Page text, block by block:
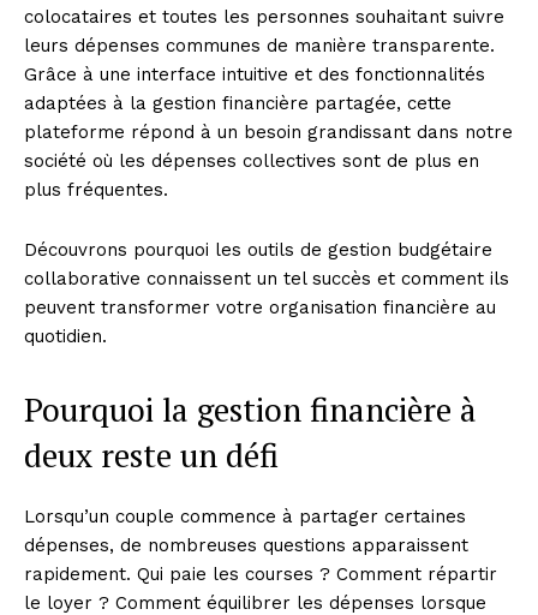
colocataires et toutes les personnes souhaitant suivre
leurs dépenses communes de manière transparente.
Grâce à une interface intuitive et des fonctionnalités
adaptées à la gestion financière partagée, cette
plateforme répond à un besoin grandissant dans notre
société où les dépenses collectives sont de plus en
plus fréquentes.
Découvrons pourquoi les outils de gestion budgétaire
collaborative connaissent un tel succès et comment ils
peuvent transformer votre organisation financière au
quotidien.
Pourquoi la gestion financière à
deux reste un défi
Lorsqu’un couple commence à partager certaines
dépenses, de nombreuses questions apparaissent
rapidement. Qui paie les courses ? Comment répartir
le loyer ? Comment équilibrer les dépenses lorsque